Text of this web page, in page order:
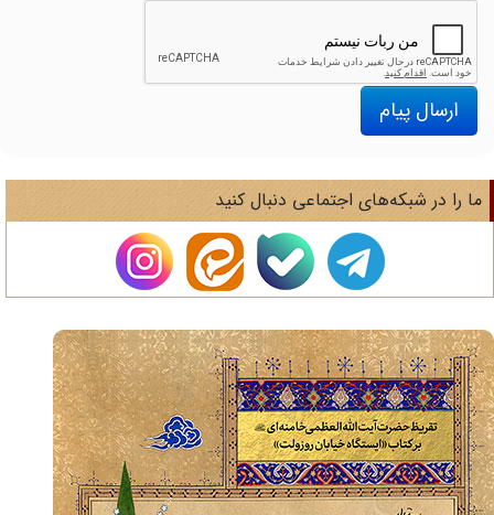
ارسال پیام
را در شبکه‌های اجتماعی دنبال کنید